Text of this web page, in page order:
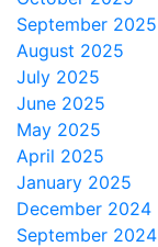
September 2025
August 2025
July 2025
June 2025
May 2025
April 2025
January 2025
December 2024
September 2024